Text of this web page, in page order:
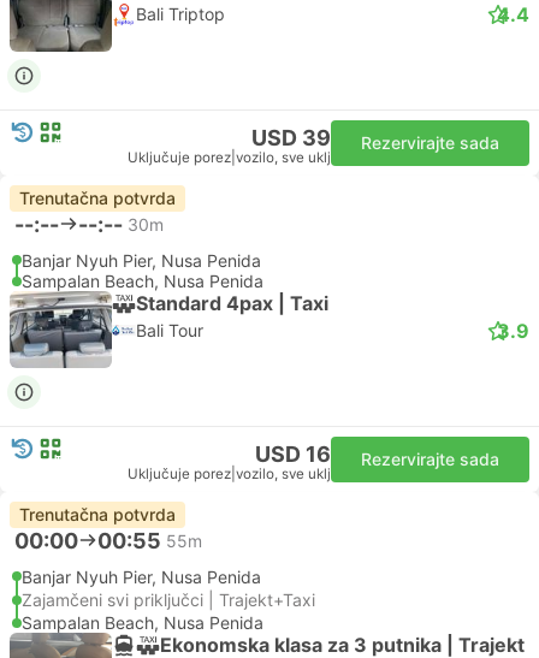
Bali Triptop 4.4
USD 39
Uključuje porez vozilo, sve uklj
Rezervirajte sada
Trenutačna potvrda
--:-- --:-- 30m
Banjar Nyuh Pier, Nusa Penida
Sampalan Beach, Nusa Penida
Standard 4pax | Taxi
Bali Tour 3.9
USD 16
Uključuje porez vozilo, sve uklj
Rezervirajte sada
Trenutačna potvrda
00:00 00:55 55m
Banjar Nyuh Pier, Nusa Penida
Zajamčeni svi priključci | Trajekt+Taxi
Sampalan Beach, Nusa Penida
Ekonomska klasa za 3 putnika | Trajekt